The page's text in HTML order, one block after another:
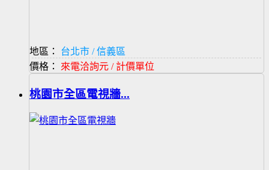
地區：
台北市 / 信義區
價格： 來電洽詢元 / 計價單位
桃園市全區電視牆...